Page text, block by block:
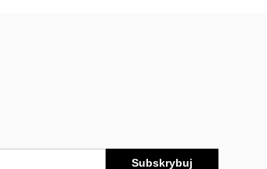
Subskrybuj